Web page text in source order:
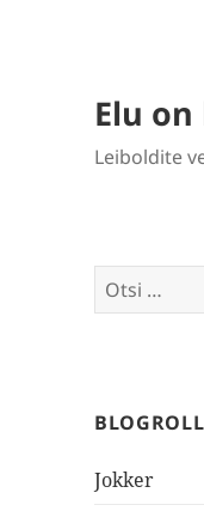
Elu
Leiboldite
Otsi:
BLOGROLL
Jokker